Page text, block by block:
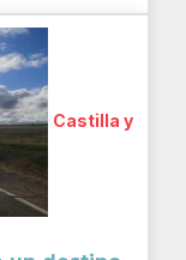
Castilla y